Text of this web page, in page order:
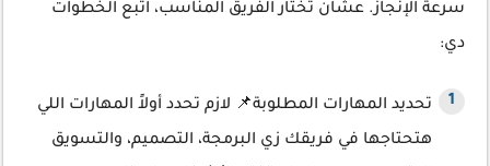
سرعة الإنجاز. عشان تختار الفريق المناسب، اتبع الخطوات
دي:
تحديد المهارات المطلوبة📌 لازم تحدد أولاً المهارات اللي
هتحتاجها في فريقك زي البرمجة، التصميم، والتسويق